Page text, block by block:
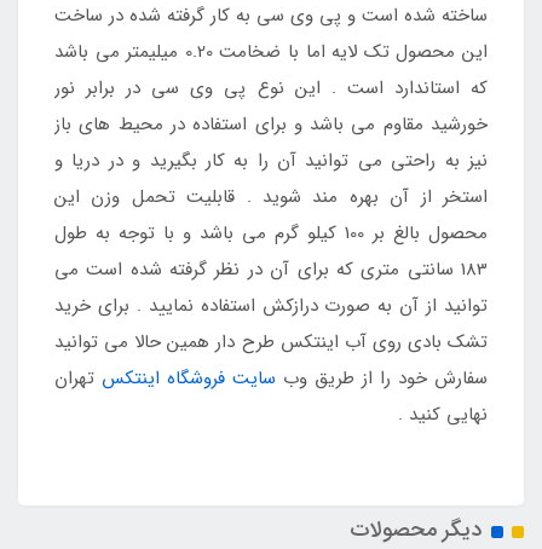
ساخته شده است و پی وی سی به کار گرفته شده در ساخت
این محصول تک لایه اما با ضخامت 0.20 میلیمتر می باشد
که استاندارد است . این نوع پی وی سی در برابر نور
خورشید مقاوم می باشد و برای استفاده در محیط های باز
نیز به راحتی می توانید آن را به کار بگیرید و در دریا و
استخر از آن بهره مند شوید . قابلیت تحمل وزن این
محصول بالغ بر 100 کیلو گرم می باشد و با توجه به طول
183 سانتی متری که برای آن در نظر گرفته شده است می
توانید از آن به صورت درازکش استفاده نمایید . برای خرید
تشک بادی روی آب اینتکس طرح دار همین حالا می توانید
سفارش خود را از طریق وب سایت فروشگاه اینتکس تهران
نهایی کنید .
دیگر محصولات